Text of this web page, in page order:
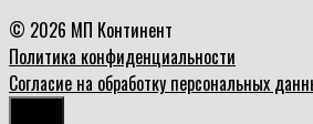
© 2026 МП Континент
Политика конфиденциальности
Согласие на обработку персональных